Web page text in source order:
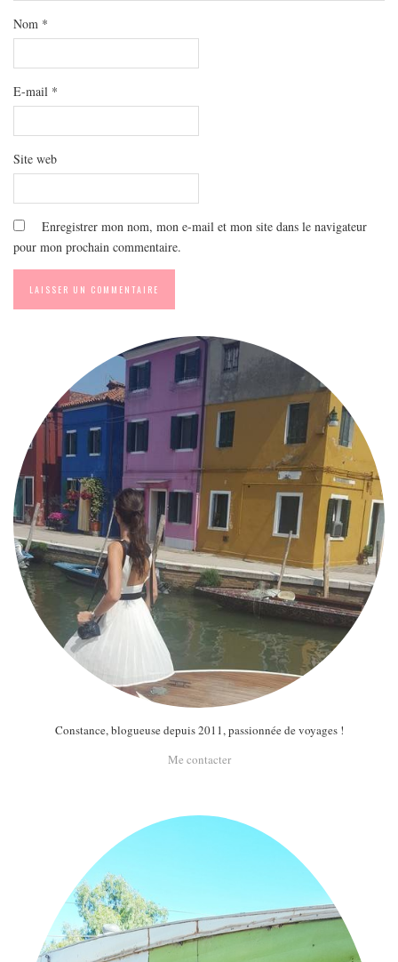
Nom *
E-mail *
Site web
Enregistrer mon nom, mon e-mail et mon site dans le navigateur
pour mon prochain commentaire.
Constance, blogueuse depuis 2011, passionnée de voyages !
Me contacter